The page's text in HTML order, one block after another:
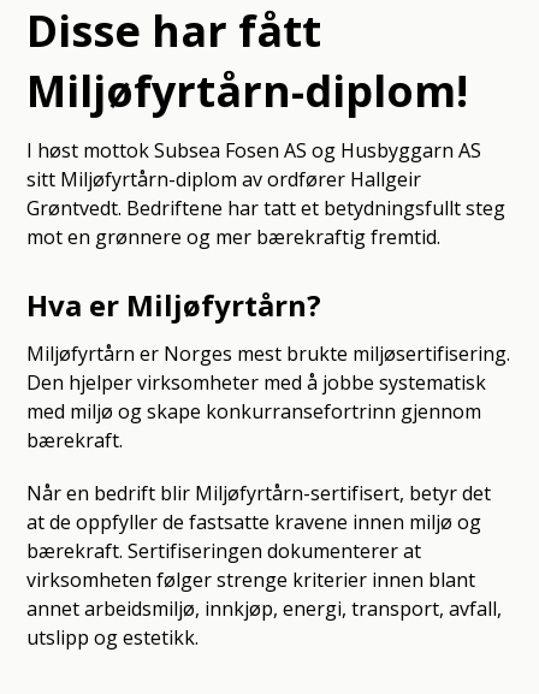
Disse har fått
Miljøfyrtårn-diplom!
I høst mottok Subsea Fosen AS og Husbyggarn AS
sitt Miljøfyrtårn-diplom av ordfører Hallgeir
Grøntvedt. Bedriftene har tatt et betydningsfullt steg
mot en grønnere og mer bærekraftig fremtid.
Hva er Miljøfyrtårn?
Miljøfyrtårn er Norges mest brukte miljøsertifisering.
Den hjelper virksomheter med å jobbe systematisk
med miljø og skape konkurransefortrinn gjennom
bærekraft.
Når en bedrift blir Miljøfyrtårn-sertifisert, betyr det
at de oppfyller de fastsatte kravene innen miljø og
bærekraft. Sertifiseringen dokumenterer at
virksomheten følger strenge kriterier innen blant
annet arbeidsmiljø, innkjøp, energi, transport, avfall,
utslipp og estetikk.